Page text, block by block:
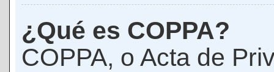
¿Qué es COPPA?
COPPA, o Acta de